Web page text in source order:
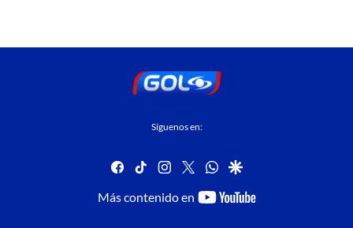
Síguenos en:
facebook
tiktok instagram
twitterwhatsapp
google
Más contenido en
youtube-